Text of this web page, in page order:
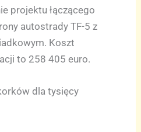
projektu łączącego
autostrady TF-5 z
Koszt
to 258 405 euro.
dla tysięcy